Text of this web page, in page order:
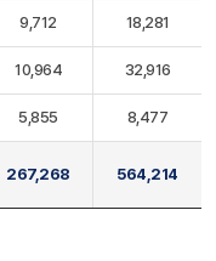
9,712 18,281
10,964 32,916
5,855 8,477
267,268 564,214